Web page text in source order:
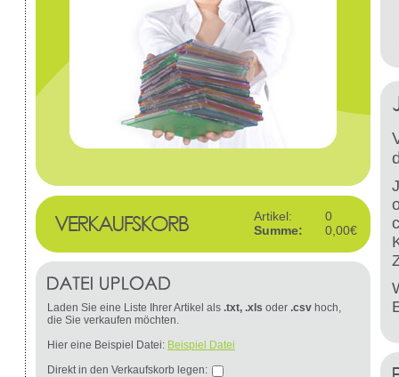
Artikel:
0
Summe:
0,00€
Laden Sie eine Liste Ihrer Artikel als .txt, .xls oder .csv hoch,
die Sie verkaufen möchten.
Hier eine Beispiel Datei: Beispiel Datei
Direkt in den Verkaufskorb legen: